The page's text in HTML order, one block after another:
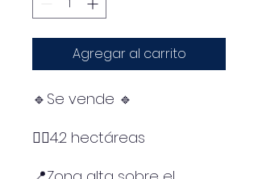
Agregar al carrito
🔹Se vende 🔹
👉🏻4.2 hectáreas